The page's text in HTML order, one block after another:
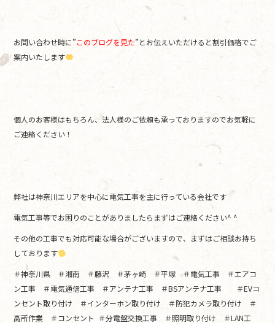
お問い合わせ時に”このブログを見た”とお伝えいただけると割引価格でご
案内いたします
個人のお客様はもちろん、法人様のご依頼も承っておりますのでお気軽に
ご連絡ください！
弊社は神奈川エリアを中心に電気工事を主に行っている会社です
電気工事等でお困りのことがありましたらまずはご連絡ください^ ^
その他の工事でも対応可能な場合がございますので、まずはご相談お持ち
しております
＃神奈川県 ＃湘南 ＃藤沢 ＃茅ヶ崎 ＃平塚 ＃電気工事 ＃エアコ
ン工事 ＃電気通信工事 ＃アンテナ工事 ＃BSアンテナ工事 ＃EVコ
ンセント取り付け ＃インターホン取り付け ＃防犯カメラ取り付け ＃
高所作業 ＃コンセント ＃分電盤交換工事 ＃照明取り付け ＃LAN工